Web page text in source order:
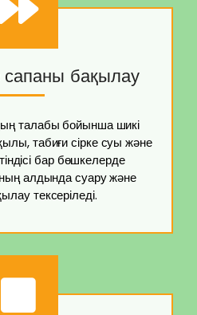
бақылау
талабы бойынша шикі
табиғи сірке суы және
бар бөшкелерде
алдында суару және
тексеріледі.